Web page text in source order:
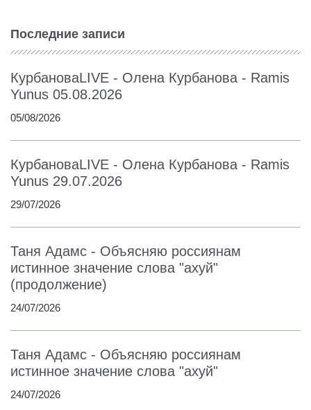
Последние записи
КурбановаLIVE - Олена Курбанова - Ramis
Yunus 05.08.2026
05/08/2026
КурбановаLIVE - Олена Курбанова - Ramis
Yunus 29.07.2026
29/07/2026
Таня Адамс - Объясняю россиянам
истинное значение слова "ахуй"
(продолжение)
24/07/2026
Таня Адамс - Объясняю россиянам
истинное значение слова "ахуй"
24/07/2026